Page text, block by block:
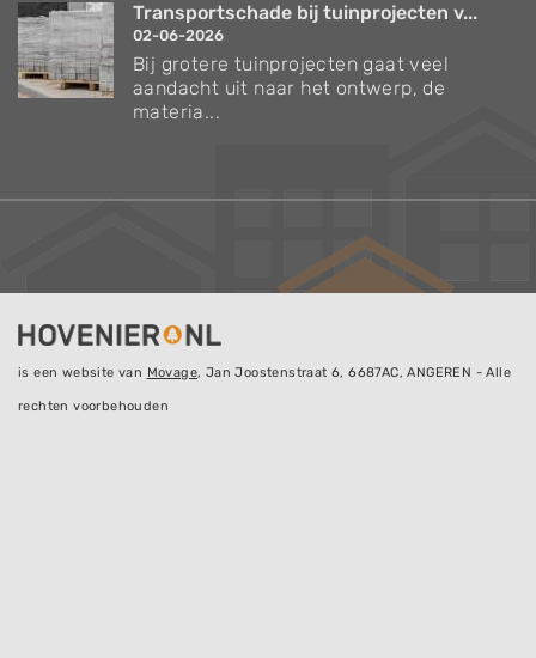
Transportschade bij tuinprojecten v...
02-06-2026
Bij grotere tuinprojecten gaat veel
aandacht uit naar het ontwerp, de
materia...
is een website van Movage, Jan Joostenstraat 6, 6687AC, ANGEREN - Alle
rechten voorbehouden